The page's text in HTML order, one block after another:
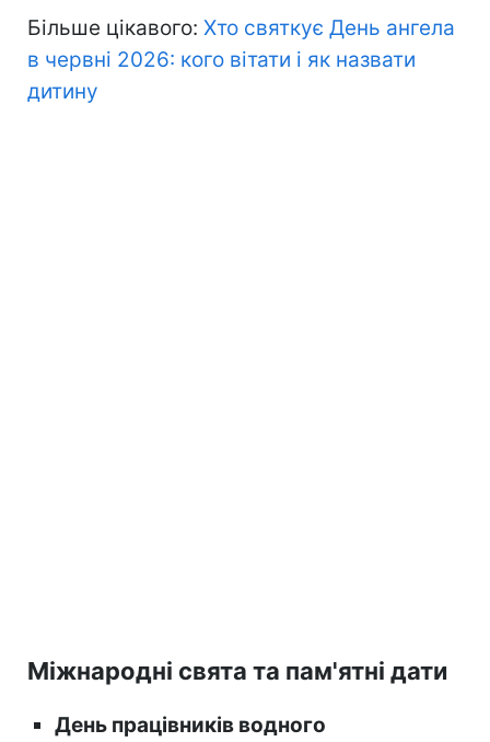
Більше цікавого: Хто святкує День ангела
в червні 2026: кого вітати і як назвати
дитину
Міжнародні свята та пам'ятні дати
День працівників водного